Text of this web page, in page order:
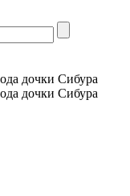
дочки Сибура
дочки Сибура